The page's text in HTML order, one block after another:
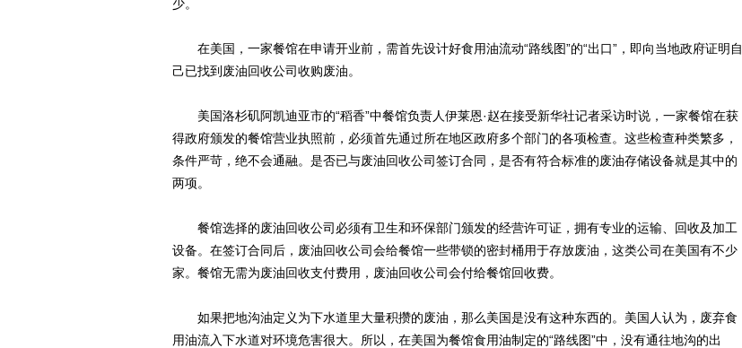
少。
在美国，一家餐馆在申请开业前，需首先设计好食用油流动“路线图”的“出口”，即向当地政府证明自
己已找到废油回收公司收购废油。
美国洛杉矶阿凯迪亚市的“稻香”中餐馆负责人伊莱恩·赵在接受新华社记者采访时说，一家餐馆在获
得政府颁发的餐馆营业执照前，必须首先通过所在地区政府多个部门的各项检查。这些检查种类繁多，
条件严苛，绝不会通融。是否已与废油回收公司签订合同，是否有符合标准的废油存储设备就是其中的
两项。
餐馆选择的废油回收公司必须有卫生和环保部门颁发的经营许可证，拥有专业的运输、回收及加工
设备。在签订合同后，废油回收公司会给餐馆一些带锁的密封桶用于存放废油，这类公司在美国有不少
家。餐馆无需为废油回收支付费用，废油回收公司会付给餐馆回收费。
如果把地沟油定义为下水道里大量积攒的废油，那么美国是没有这种东西的。美国人认为，废弃食
用油流入下水道对环境危害很大。所以，在美国为餐馆食用油制定的“路线图”中，没有通往地沟的出